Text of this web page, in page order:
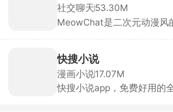
容。全程无广告干扰，永久
让你轻松享受大屏追剧的快
社交聊天53.30M
MeowChat是二次元动漫风
整，聊天像进了动漫剧情，
人设。适合喜欢二次元、猫
入感强的 AI 陪伴党。
快搜小说
漫画小说17.07M
快搜小说app，免费好用的